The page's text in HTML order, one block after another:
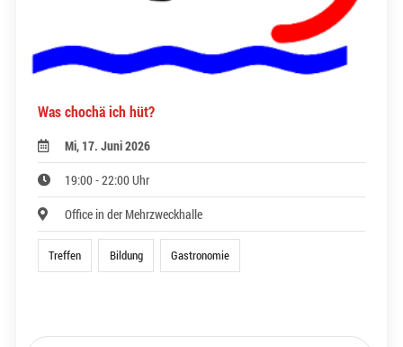
Was chochä ich hüt?
Mi, 17. Juni 2026
19:00 - 22:00 Uhr
Office in der Mehrzweckhalle
Treffen Bildung Gastronomie